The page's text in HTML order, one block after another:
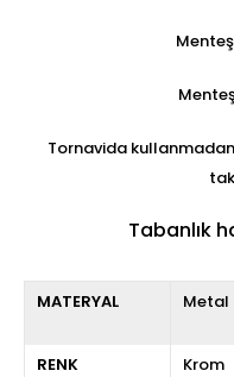
Tornavida
Tabanlık
MATERYAL Metal
RENK Krom